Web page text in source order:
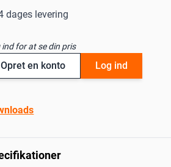
dages levering
ind for at se din pris
Opret en konto Log ind